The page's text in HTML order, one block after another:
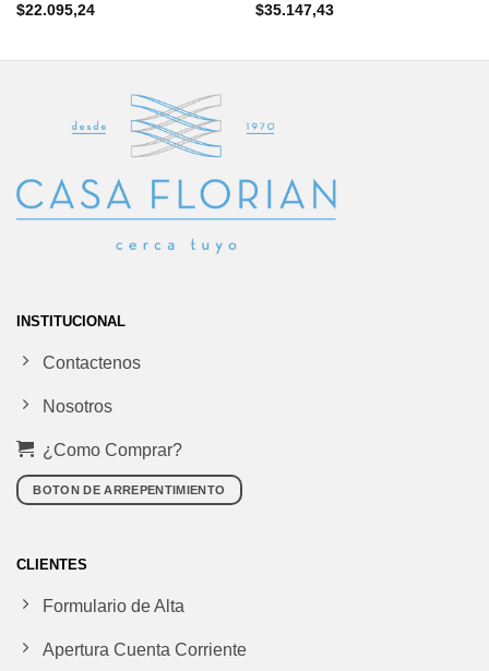
$22.095,24
$35.147,43
INSTITUCIONAL
Contactenos
Nosotros
¿Como Comprar?
BOTON DE ARREPENTIMIENTO
CLIENTES
Formulario de Alta
Apertura Cuenta Corriente